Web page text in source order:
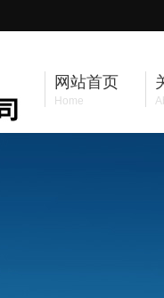
网站首页
Home